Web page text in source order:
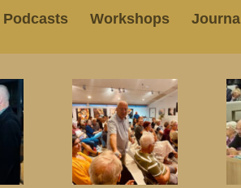
Podcasts Workshops